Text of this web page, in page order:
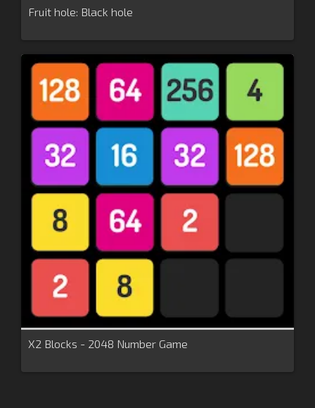
Fruit hole: Black hole
X2 Blocks - 2048 Number Game